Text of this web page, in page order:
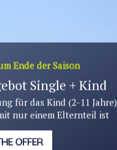
Ende der Saison
Single + Kind
für das Kind (2-11 Jahre),
nur einem Elternteil ist
OFFER